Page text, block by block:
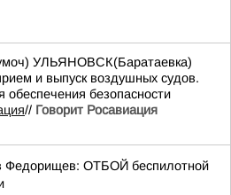
УЛЬЯНОВСК(Баратаевка)
и выпуск воздушных судов.
безопасности
// Говорит Росавиация
Федорищев: ОТБОЙ беспилотной